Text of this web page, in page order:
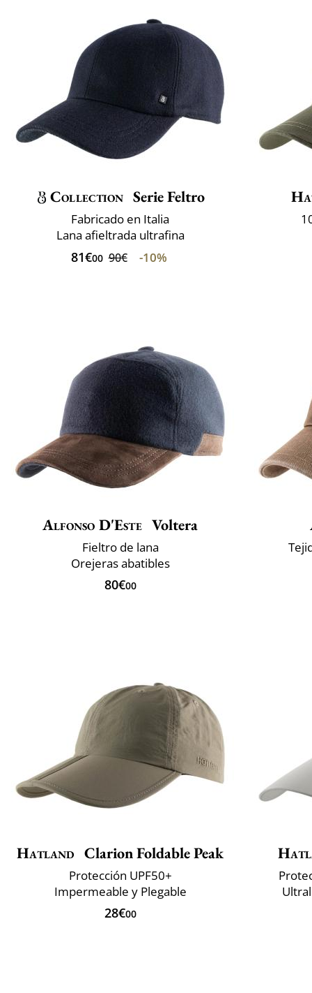
Collection Serie Feltro
Fabricado en Italia
Lana afieltrada ultrafina
81€00 90€ -10%
Alfonso D'Este Voltera
Fieltro de lana
Orejeras abatibles
80€00
Hatland Clarion Foldable Peak
Protección UPF50+
Impermeable y Plegable
28€00